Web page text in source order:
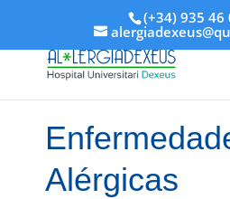
(+34) 935 46
Alérgicas